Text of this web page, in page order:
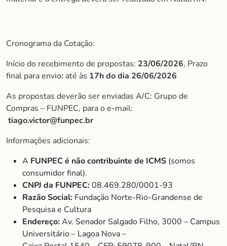
Cronograma da Cotação:
Início do recebimento de propostas: 23/06/2026, Prazo
final para envio: até às 17h do dia 26/06/2026
As propostas deverão ser enviadas A/C: Grupo de
Compras – FUNPEC, para o e-mail:
tiago.victor@funpec.br
Informações adicionais:
A FUNPEC é não contribuinte de ICMS (somos
consumidor final).
CNPJ da FUNPEC:08.469.280/0001-93
Razão Social: Fundação Norte-Rio-Grandense de
Pesquisa e Cultura
Endereço:Av. Senador Salgado Filho, 3000 – Campus
Universitário – Lagoa Nova –